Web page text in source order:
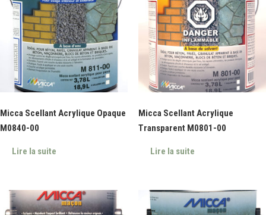
Micca Scellant Acrylique Opaque
M0840-00
Lire la suite
Micca Scellant Acrylique
Transparent M0801-00
Lire la suite